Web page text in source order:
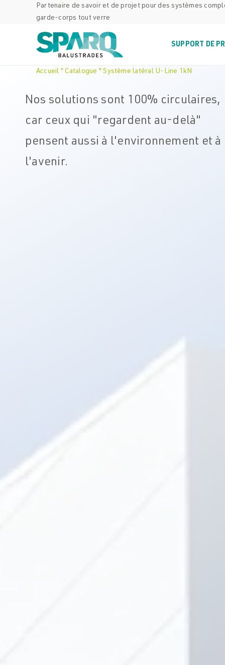
Partenaire de savoir et de projet pour des systèmes
garde-corps tout verre
SUPPORT DE
Accueil "Catalogue "Système latéral U-Line 1kN
Nos solutions sont 100% circulaires,
car ceux qui "regardent au-delà"
pensent aussi à l'environnement et à
l'avenir.